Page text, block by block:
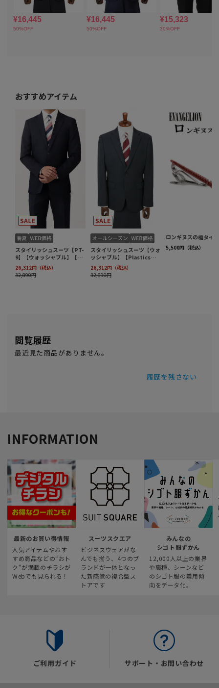
閲覧履歴
最近見た商品がありません。
履歴を残さない
INFORMATION
最新のお買い得情報
人気アイテムやおす
すめ商品などの“おト
ク“が満載のチラシが
Webでも見られる！
スーツスクエア
ビジネスウェアがな
んでも揃う、4つのブ
ランドが一体となっ
た新感覚の複合型ス
トアです
みんなの
シゴト服ずかん
12,000人以上の業界
や職種、シーンなど
のシゴト服の着用傾
向をデータ化。
ご利用ガイド サポート・お問い合わせ